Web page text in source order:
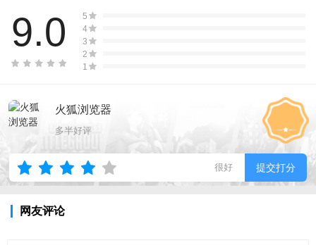
9.0
5
4
3
2
1
火狐浏览器
多半好评
很好 提交打分
网友评论